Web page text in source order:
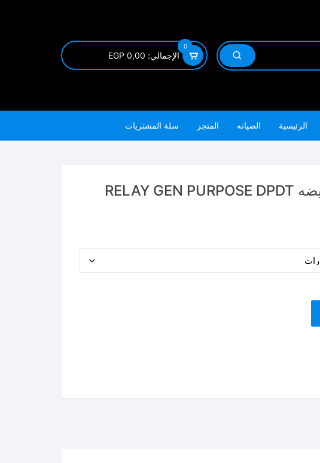
0
الإجمالي: 0,00
EGP
الرئيسية الصيانه المتجر سلة المشتريات
ريلاي 8 رجل ريشه عريضه RELAY GEN PURPOSE DPDT